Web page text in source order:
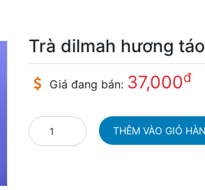
Trà dilmah hương táo
Giá đang bán: 37,000đ